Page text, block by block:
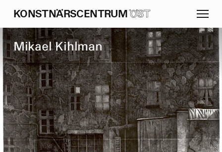
KONSTNÄRSCENTRUMÖST
Mikael Kihlman